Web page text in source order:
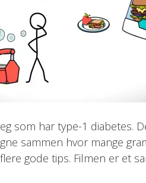
som har type-1 diabetes.
sammen hvor mange
gode tips. Filmen er et